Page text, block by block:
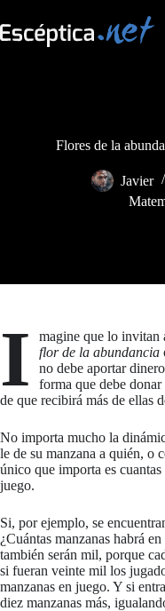
al
contenido
Flores de la
Javier
I
magine que lo invitan
flor de la abundancia
no debe aportar
forma que debe donar
de que recibirá más de ellas
No importa mucho la
le de su manzana a quién, o
único que importa es
juego.
Si, por ejemplo, se
¿Cuántas manzanas habrá
también serán mil, porque
si fueran veinte mil los
manzanas en juego. Y si
diez manzanas más,